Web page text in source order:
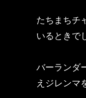
たちまちチ
いるときで
バーランダ
えジレンマ